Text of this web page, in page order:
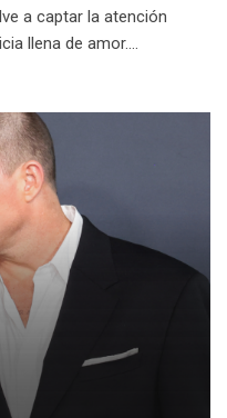
a captar la atención
llena de amor.…